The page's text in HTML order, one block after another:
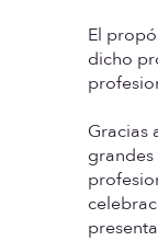
El
dicho
Gracias